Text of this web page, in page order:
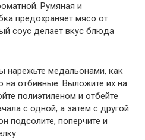
Румяная и
предохраняет мясо от
соус делает вкус блюда
нарежьте медальонами, как
на отбивные. Выложите их на
полиэтиленом и отбейте
с одной, а затем с другой
подсолите, поперчите и